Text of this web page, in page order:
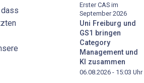
Erster CAS im
September 2026
Uni Freiburg und
GS1 bringen
Category
Management und
KI zusammen
06.08.2026 - 15:03 Uhr